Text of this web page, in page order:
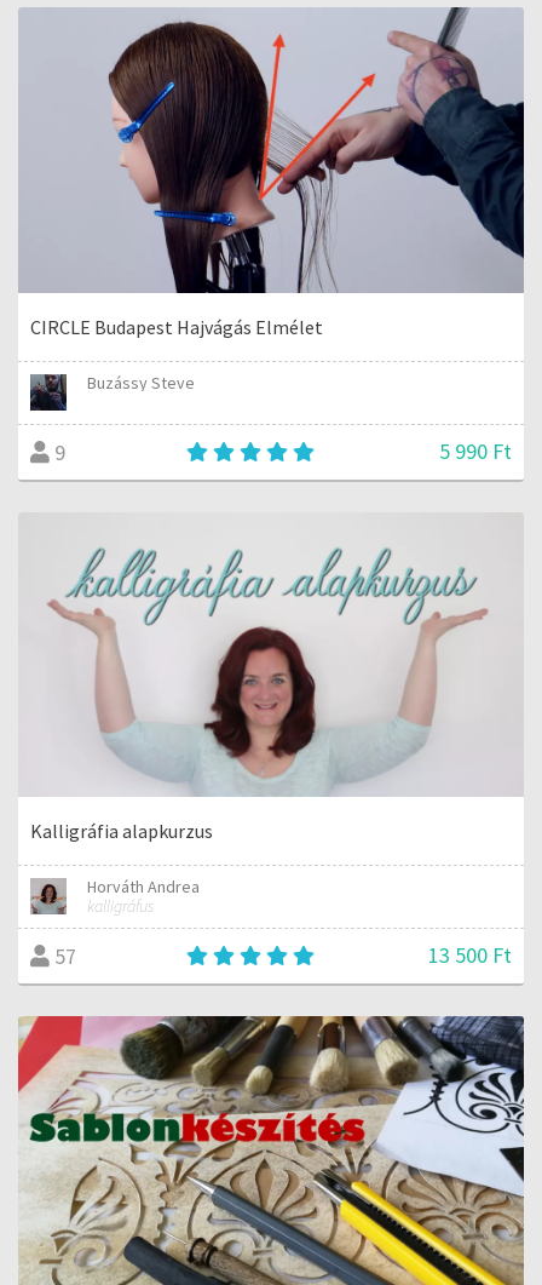
CIRCLE Budapest Hajvágás Elmélet
Buzássy Steve
9 5 990 Ft
Kalligráfia alapkurzus
Horváth Andrea
kalligráfus
57 13 500 Ft